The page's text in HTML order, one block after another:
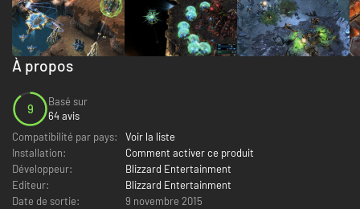
À propos
9
Basé sur
64 avis
Compatibilité par pays:
Voir la liste
Installation:
Comment activer ce produit
Développeur:
Blizzard Entertainment
Editeur:
Blizzard Entertainment
Date de sortie:
9 novembre 2015